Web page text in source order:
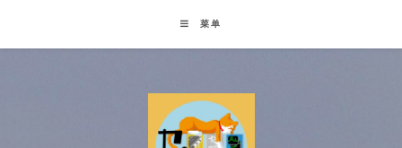
content
菜单